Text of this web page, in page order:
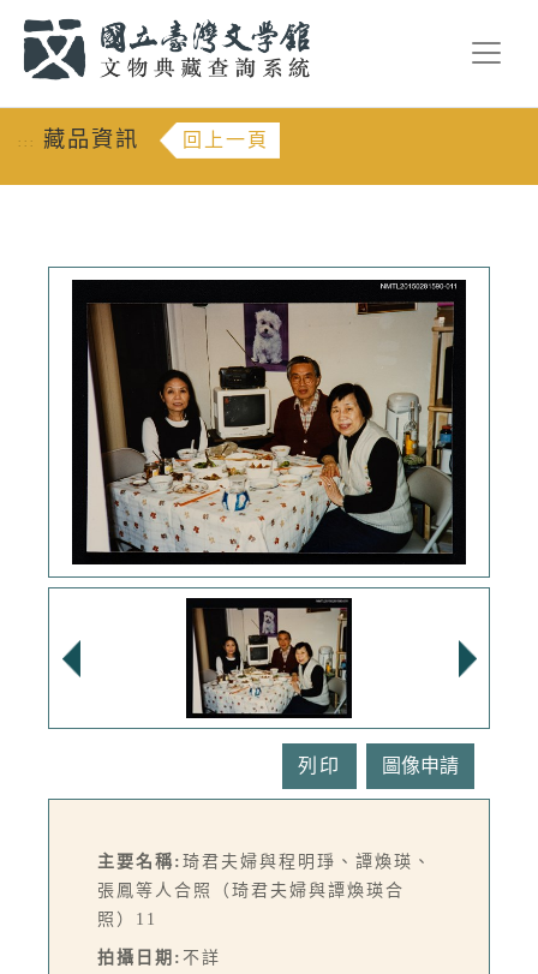
::: 藏品資訊 回上一頁
列印
主要名稱: 琦君夫婦與程明琤、譚煥瑛、
張鳳等人合照（琦君夫婦與譚煥瑛合
照）11
拍攝日期: 不詳